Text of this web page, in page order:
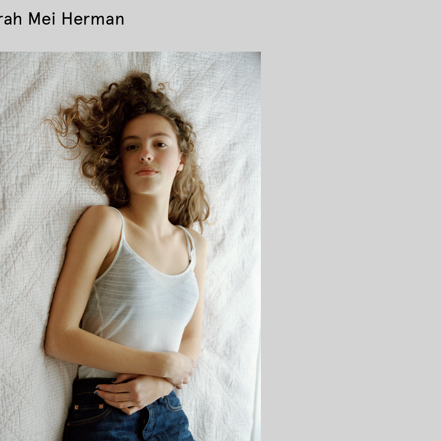
Mei Herman